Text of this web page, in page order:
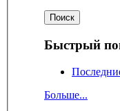
Быстрый
Больше...